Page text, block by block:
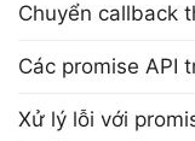
Chuyển callback
Các promise API
Xử lý lỗi với